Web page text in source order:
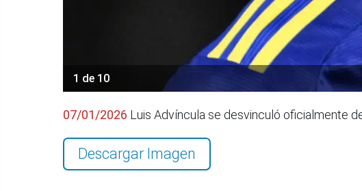
1 de 10
07/01/2026 Luis Advíncula se desvinculó oficialmente
Descargar Imagen